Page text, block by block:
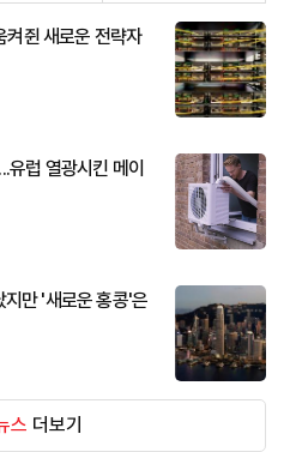
쥔 새로운 전략자
유럽 열광시킨 메이
만 '새로운 홍콩'은
스 더보기